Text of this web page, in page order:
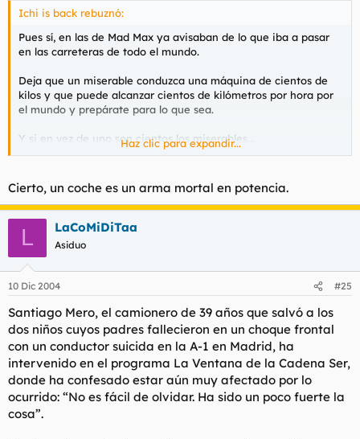
Ichi is back rebuznó:
Pues sí, en las de Mad Max ya avisaban de lo que iba a pasar
en las carreteras de todo el mundo.
Deja que un miserable conduzca una máquina de cientos de
kilos y que puede alcanzar cientos de kilómetros por hora por
el mundo y prepárate para lo que sea.
Y si en vez de uno son cientos los miserables...
Haz clic para expandir...
Cierto, un coche es un arma mortal en potencia.
L LaCoMiDiTaa
Asiduo
10 Dic 2004 #25
Santiago Mero, el camionero de 39 años que salvó a los
dos niños cuyos padres fallecieron en un choque frontal
con un conductor suicida en la A-1 en Madrid, ha
intervenido en el programa La Ventana de la Cadena Ser,
donde ha confesado estar aún muy afectado por lo
ocurrido: “No es fácil de olvidar. Ha sido un poco fuerte la
cosa”.